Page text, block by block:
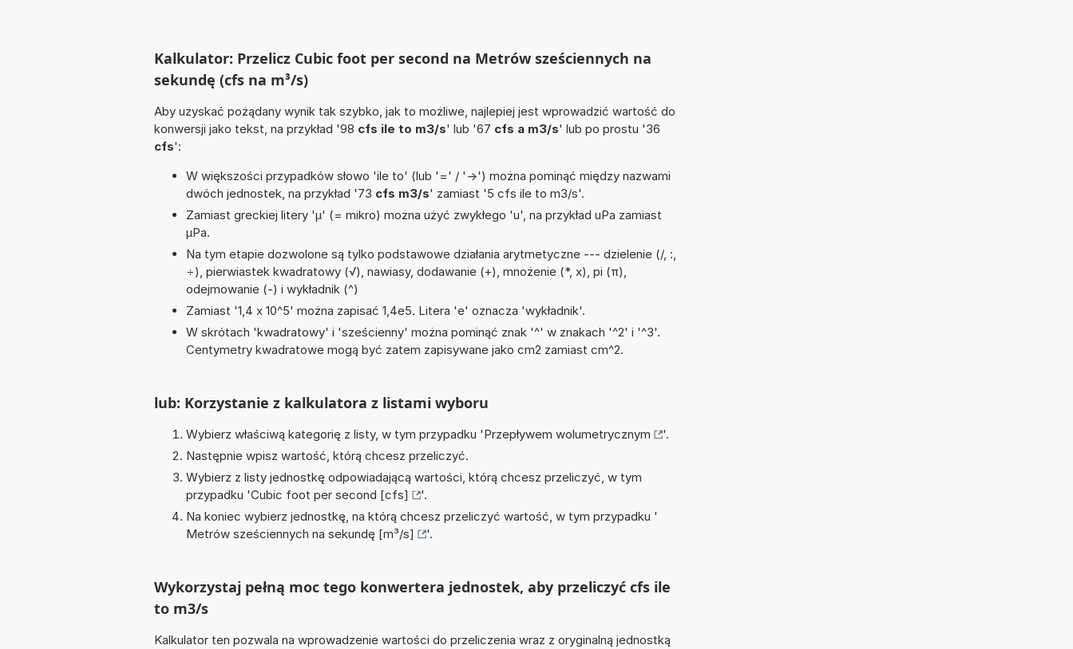
Kalkulator: Przelicz Cubic foot per second na Metrów sześciennych na
sekundę (cfs na m³/s)
Aby uzyskać pożądany wynik tak szybko, jak to możliwe, najlepiej jest wprowadzić wartość do
konwersji jako tekst, na przykład '98 cfs ile to m3/s' lub '67 cfs a m3/s' lub po prostu '36
cfs':
W większości przypadków słowo 'ile to' (lub '=' / '->') można pominąć między nazwami
dwóch jednostek, na przykład '73 cfs m3/s' zamiast '5 cfs ile to m3/s'.
Zamiast greckiej litery 'µ' (= mikro) można użyć zwykłego 'u', na przykład uPa zamiast
µPa.
Na tym etapie dozwolone są tylko podstawowe działania arytmetyczne --- dzielenie (/, :,
÷), pierwiastek kwadratowy (√), nawiasy, dodawanie (+), mnożenie (*, x), pi (π),
odejmowanie (-) i wykładnik (^)
Zamiast '1,4 x 10^5' można zapisać 1,4e5. Litera 'e' oznacza 'wykładnik'.
W skrótach 'kwadratowy' i 'sześcienny' można pominąć znak '^' w znakach '^2' i '^3'.
Centymetry kwadratowe mogą być zatem zapisywane jako cm2 zamiast cm^2.
lub: Korzystanie z kalkulatora z listami wyboru
Wybierz właściwą kategorię z listy, w tym przypadku 'Przepływem wolumetrycznym
'.
Następnie wpisz wartość, którą chcesz przeliczyć.
Wybierz z listy jednostkę odpowiadającą wartości, którą chcesz przeliczyć, w tym
przypadku 'Cubic foot per second [cfs]
'.
Na koniec wybierz jednostkę, na którą chcesz przeliczyć wartość, w tym przypadku '
Metrów sześciennych na sekundę [m³/s]
'.
Wykorzystaj pełną moc tego konwertera jednostek, aby przeliczyć cfs ile
to m3/s
Kalkulator ten pozwala na wprowadzenie wartości do przeliczenia wraz z oryginalną jednostką